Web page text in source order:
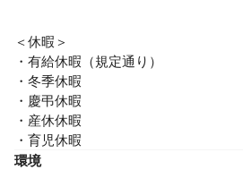
＜休暇＞
・有給休暇（規定通り）
・冬季休暇
・慶弔休暇
・産休休暇
・育児休暇
環境